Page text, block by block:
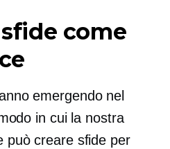
come
emergendo nel
in cui la nostra
può creare sfide per